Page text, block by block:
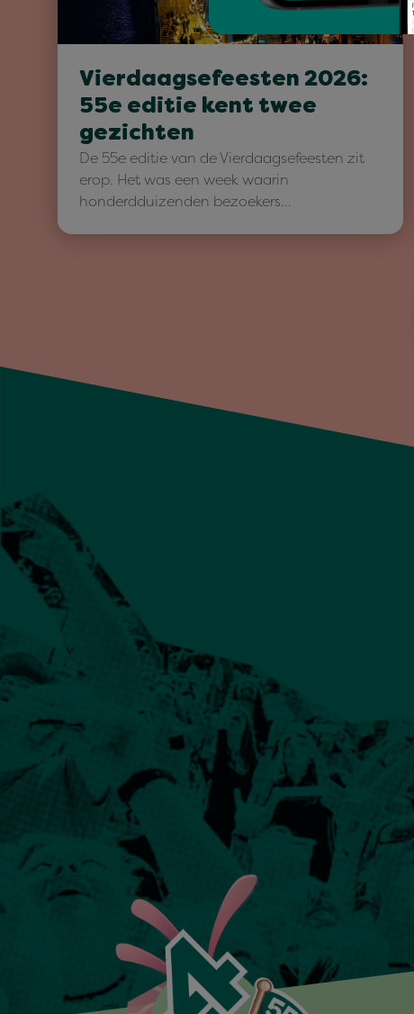
Vierdaagsefeesten 2026:
55e editie kent twee
gezichten
De 55e editie van de Vierdaagsefeesten zit
erop. Het was een week waarin
honderdduizenden bezoekers…